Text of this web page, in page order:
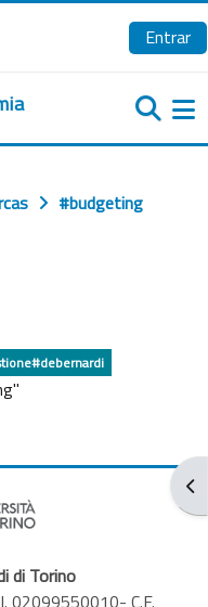
Entrar
#budgeting
di Torino
02099550010- C.F.